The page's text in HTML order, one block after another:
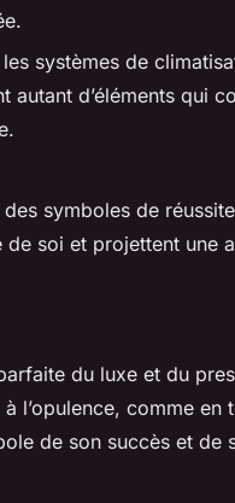
systèmes de
autant d’éléments qui
symboles de
soi et projettent une
du luxe et du
l’opulence, comme en
de son succès et de